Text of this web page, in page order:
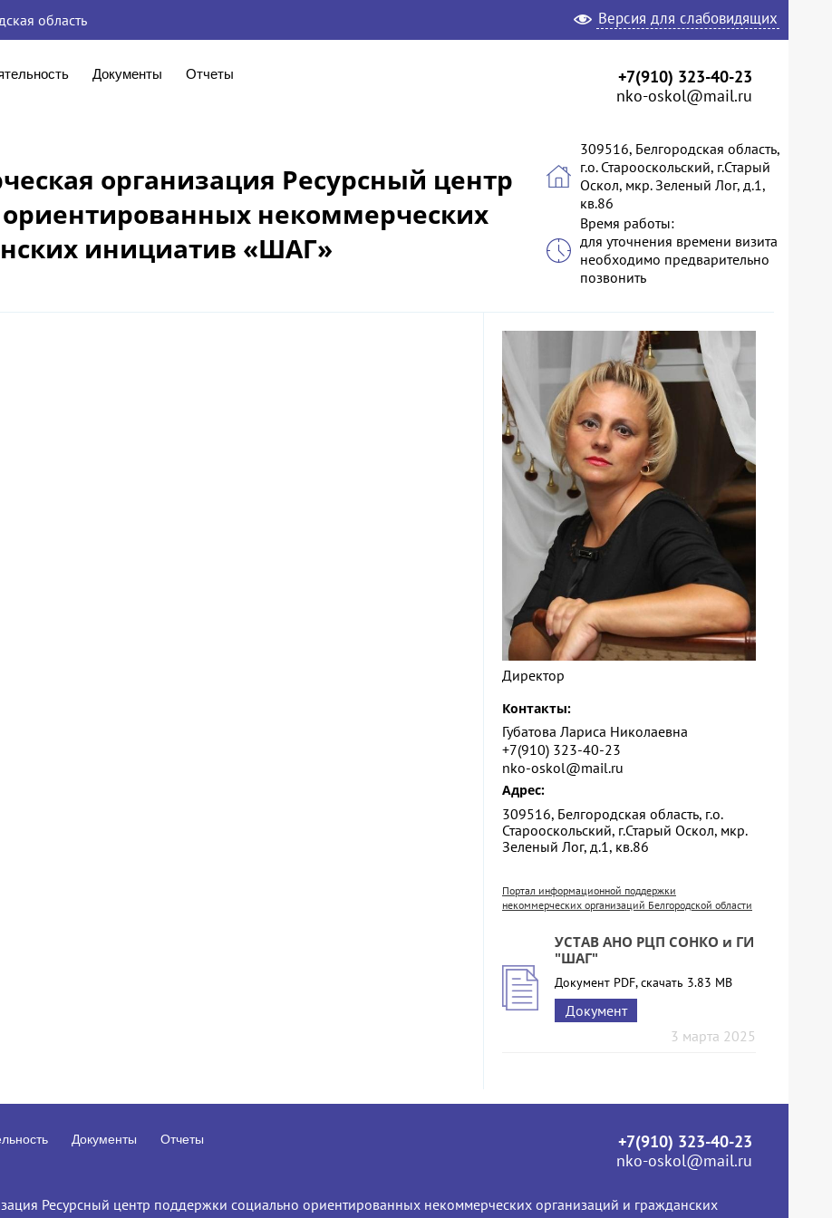
область Версия для слабовидящих
Документы Отчеты
+7(910) 323-40-23
nko-oskol@mail.ru
организация Ресурсный центр
некоммерческих
инициатив «ШАГ»
309516, Белгородская область,
г.о. Старооскольский, г.Старый
Оскол, мкр. Зеленый Лог, д.1,
кв.86
Время работы:
для уточнения времени визита
необходимо предварительно
позвонить
Директор
Контакты:
Губатова Лариса Николаевна
+7(910) 323-40-23
nko-oskol@mail.ru
Адрес:
309516, Белгородская область, г.о.
Старооскольский, г.Старый Оскол, мкр.
Зеленый Лог, д.1, кв.86
Портал информационной поддержки
некоммерческих организаций Белгородской области
УСТАВ АНО РЦП СОНКО и ГИ
"ШАГ"
Документ PDF, скачать 3.83 MB
Документ
3 марта 2025
Документы Отчеты
+7(910) 323-40-23
nko-oskol@mail.ru
Ресурсный центр поддержки социально ориентированных некоммерческих организаций и гражданских